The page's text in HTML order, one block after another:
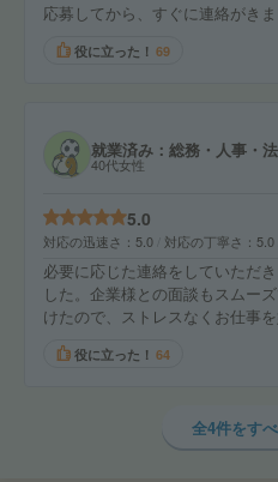
応募してから、すぐに連絡がきま
役に立った！ 69
就業済み：総務・人事・
40代女性
5.0
対応の迅速さ 5.0 対応の丁寧さ 5.0
必要に応じた連絡をしていただ
した。企業様との面談もスムー
けたので、ストレスなくお仕事を
役に立った！ 64
全4件をす